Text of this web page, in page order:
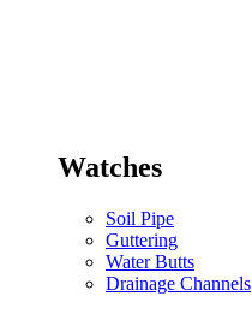
Watches
Soil Pipe
Guttering
Water Butts
Drainage Channels